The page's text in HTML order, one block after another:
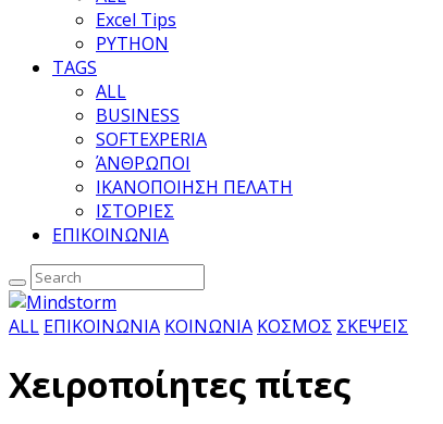
Excel Tips
PYTHON
TAGS
ALL
BUSINESS
SOFTEXPERIA
ΆΝΘΡΩΠΟΙ
ΙΚΑΝΟΠΟΙΗΣΗ ΠΕΛΑΤΗ
ΙΣΤΟΡΙΕΣ
ΕΠΙΚΟΙΝΩΝΙΑ
ALL ΕΠΙΚΟΙΝΩΝΙΑ ΚΟΙΝΩΝΙΑ ΚΟΣΜΟΣ ΣΚΕΨΕΙΣ
Χειροποίητες πίτες